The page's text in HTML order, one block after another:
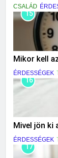
CSALÁD
15
Mikor kell
ÉRDESSÉGEK
16
Mivel jön ki
ÉRDESSÉGEK
17